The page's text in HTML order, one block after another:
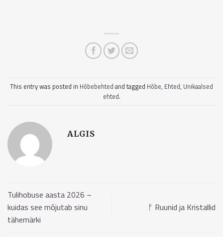
This entry was posted in Hõbebehted and tagged Hõbe, Ehted, Unikaalsed
ehted.
ALGIS
Tulihobuse aasta 2026 –
kuidas see mõjutab sinu
tähemärki
ᚠ Ruunid ja Kristallid